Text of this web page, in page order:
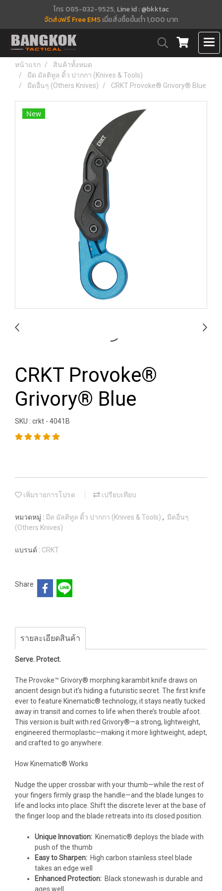
โทร 085-832-9525, Line id : @bkktac
จัดส่งฟรี Free EMSเมื่อสั่งซื้อขั้นต่ำ 1,000 บาท
หน้าแรก
สินค้าทั้งหมด
มีด มัลติทูล ดิ้ว ปากกา (Knives & Tools)
มีดอื่นๆ (Others Knives)
CRKT Provoke® Grivory® Blue
New
CRKT Provoke®
Grivory® Blue
SKU : crkt - 4041B
เพิ่มรายการโปรด เปรียบเทียบ
หมวดหมู่ : มีด มัลติทูล ดิ้ว ปากกา (Knives & Tools) , มีดอื่นๆ
(Others Knives)
แบรนด์ : CRKT
Share
รายละเอียดสินค้า
Serve. Protect.
The Provoke™ Grivory® morphing karambit knife draws on
ancient design but it’s hiding a futuristic secret. The first knife
ever to feature Kinematic® technology, it stays neatly tucked
away in transit and comes to life when there’s trouble afoot.
This version is built with red Grivory®—a strong, lightweight,
engineered thermoplastic—making it more lightweight, adept,
and crafted to go anywhere.
How Kinematic® Works
Nudge the upper crossbar with your thumb—while the rest of
your fingers firmly grasp the handle—and the blade lunges to
life and locks into place. Shift the discrete lever at the base of
the finger loop and the blade retreats into its closed position.
Unique Innovation: Kinematic® deploys the blade with
push of the thumb
Easy to Sharpen: High carbon stainless steel blade
takes an edge well
Enhanced Protection: Black stonewash is durable and
ages well